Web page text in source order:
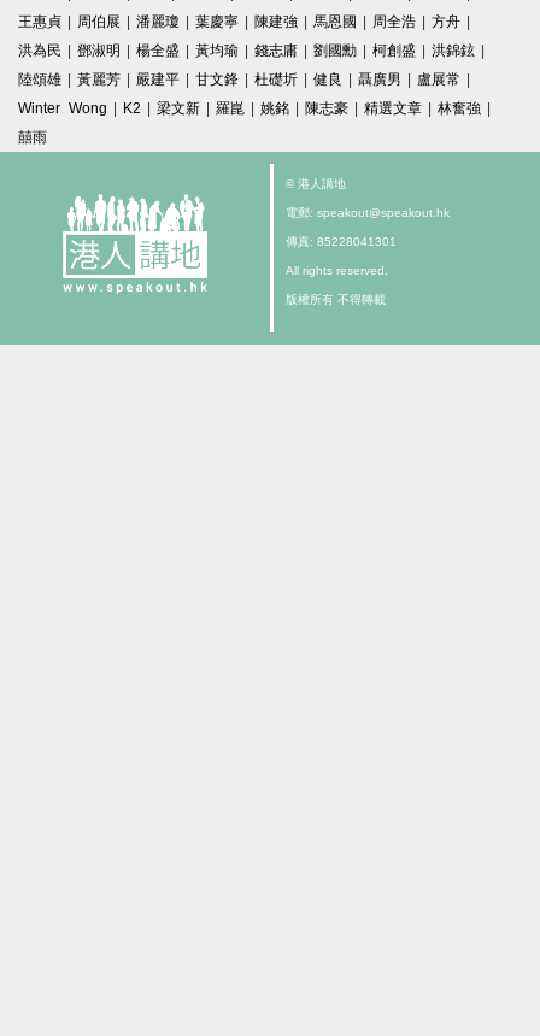
王惠貞 | 周伯展 | 潘麗瓊 | 葉慶寧 | 陳建強 | 馬恩國 | 周全浩 | 方舟 |
洪為民 | 鄧淑明 | 楊全盛 | 黃均瑜 | 錢志庸 | 劉國勳 | 柯創盛 | 洪錦鉉 |
陸頌雄 | 黃麗芳 | 嚴建平 | 甘文鋒 | 杜礎圻 | 健良 | 聶廣男 | 盧展常 |
Winter Wong | K2 | 梁文新 | 羅崑 | 姚銘 | 陳志豪 | 精選文章 | 林奮強 |
囍雨
© 港人講地
電郵: speakout@speakout.hk
傳真: 85228041301
All rights reserved.
版權所有 不得轉載